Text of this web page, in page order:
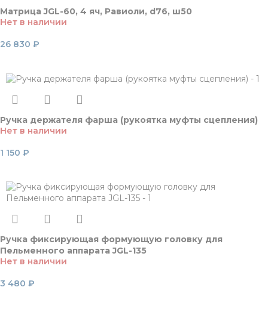
Матрица JGL-60, 4 яч, Равиоли, d76, ш50
Нет в наличии
26 830 ₽
Ручка держателя фарша (рукоятка муфты сцепления)
Нет в наличии
1 150 ₽
Ручка фиксирующая формующую головку для
Пельменного аппарата JGL-135
Нет в наличии
3 480 ₽